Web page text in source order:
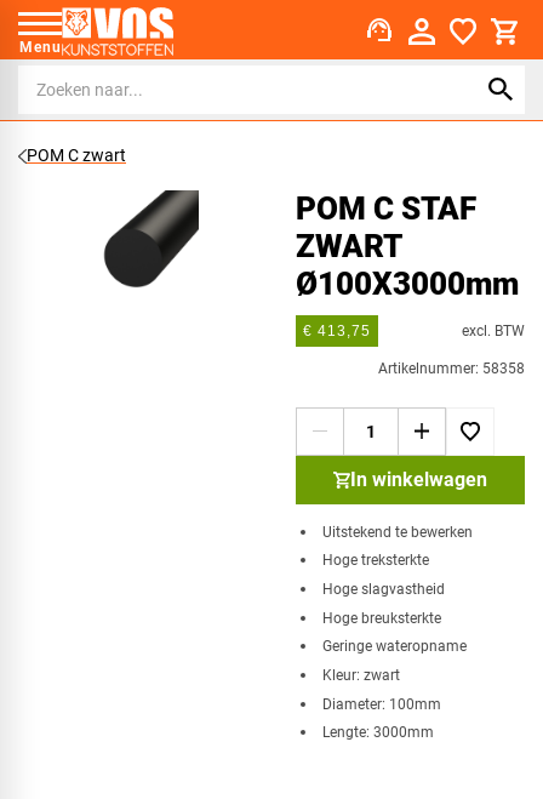
Menu support_agent
POM C zwart
POM C STAF
ZWART
Ø100X3000mm
€ 413,75 excl. BTW
Artikelnummer: 58358
In winkelwagen
Uitstekend te bewerken
Hoge treksterkte
Hoge slagvastheid
Hoge breuksterkte
Geringe wateropname
Kleur: zwart
Diameter: 100mm
Lengte: 3000mm